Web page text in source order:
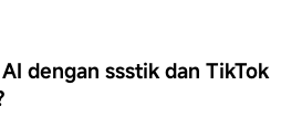
dengan ssstik dan TikTok